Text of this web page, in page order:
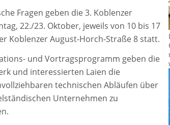
Fragen geben die 3. Koblenzer
22./23. Oktober, jeweils von 10 bis 17
Koblenzer August-Horch-Straße 8 statt.
und Vortragsprogramm geben die
und interessierten Laien die
technischen Abläufen über
Unternehmen zu